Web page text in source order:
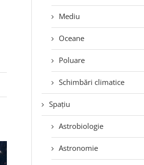
Mediu
Oceane
Poluare
Schimbări climatice
Spațiu
Astrobiologie
Astronomie